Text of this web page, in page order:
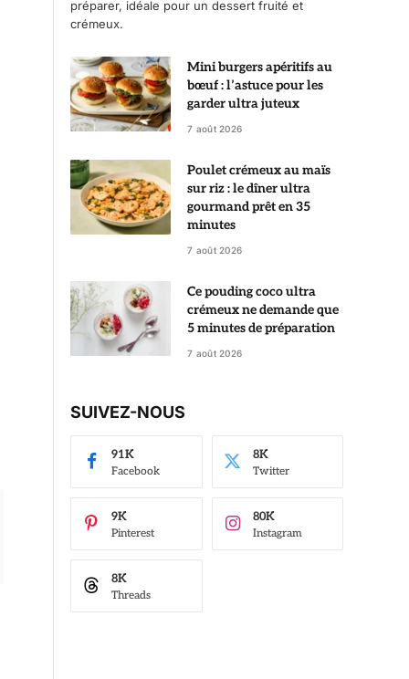
préparer, idéale pour un dessert fruité et
crémeux.
Mini burgers apéritifs au
bœuf : l’astuce pour les
garder ultra juteux
7 août 2026
Poulet crémeux au maïs
sur riz : le dîner ultra
gourmand prêt en 35
minutes
7 août 2026
Ce pouding coco ultra
crémeux ne demande que
5 minutes de préparation
7 août 2026
SUIVEZ-NOUS
Facebook
91K
Twitter
8K
Pinterest
9K
Instagram
80K
Threads
8K